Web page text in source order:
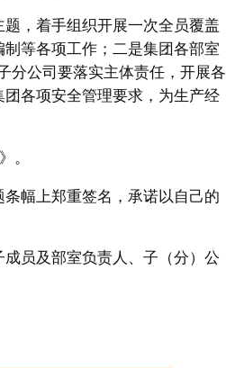
，着手组织开展一次全员覆盖
等各项工作；二是集团各部室
分公司要落实主体责任，开展各
各项安全管理要求，为生产经
。
幅上郑重签名，承诺以自己的
员及部室负责人、子（分）公